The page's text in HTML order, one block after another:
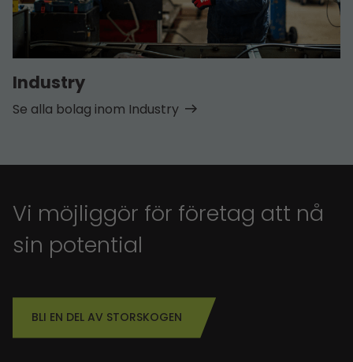
Industry
Se alla bolag inom Industry
Vi möjliggör för företag att nå
sin potential
BLI EN DEL AV STORSKOGEN